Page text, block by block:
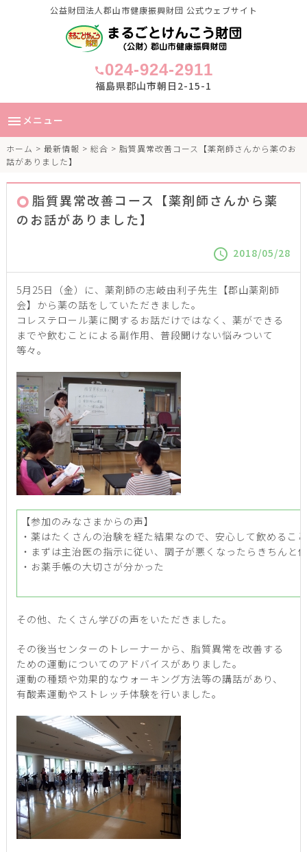
公益財団法人郡山市健康振興財団 公式ウェブサイト
call024-924-2911
福島県郡山市朝日2-15-1
menu メニュー
ホーム > 最新情報 > 総合 > 脂質異常改善コース【薬剤師さんから薬のお
話がありました】
脂質異常改善コース【薬剤師さんから薬
のお話がありました】
schedule 2018/05/28
5月25日（金）に、薬剤師の志岐由利子先生【郡山薬剤師
会】から薬の話をしていただきました。
コレステロール薬に関するお話だけではなく、薬ができる
までや飲むことによる副作用、普段聞けない悩みついて
等々。
【参加のみなさまからの声】
・薬はたくさんの治験を経た結果なので、安心して飲めるこ
・まずは主治医の指示に従い、調子が悪くなったらきちんと
・お薬手帳の大切さが分かった
その他、たくさん学びの声をいただきました。
その後当センターのトレーナーから、脂質異常を改善する
ための運動についてのアドバイスがありました。
運動の種類や効果的なウォーキング方法等の講話があり、
有酸素運動やストレッチ体験を行いました。